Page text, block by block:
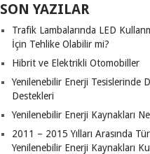
SON YAZILAR
Trafik Lambalarında LED
İçin Tehlike Olabilir mi?
Hibrit ve Elektrikli Otomobiller
Yenilenebilir Enerji Tesislerinde
Destekleri
Yenilenebilir Enerji Kaynakları
2011 – 2015 Yılları Arasında
Yenilenebilir Enerji Kaynakları